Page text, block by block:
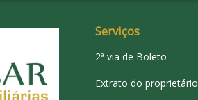
Serviços
2ª via de Boleto
Extrato do proprietário